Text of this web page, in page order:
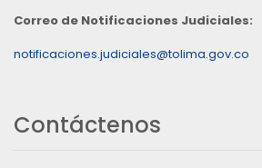
Correo de Notificaciones Judiciales:
notificaciones.judiciales@tolima.gov.co
Contáctenos